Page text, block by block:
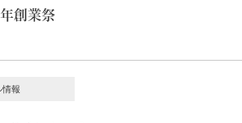
創業祭
情報